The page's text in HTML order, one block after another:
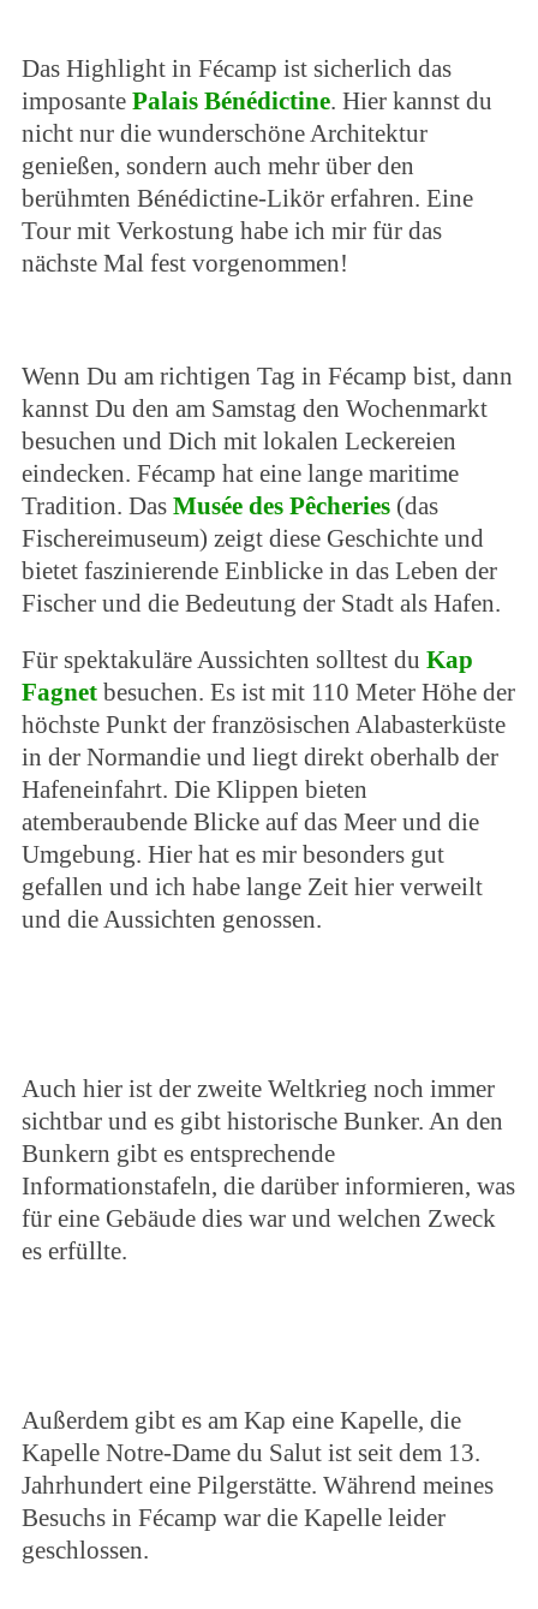
Das Highlight in Fécamp ist sicherlich das
imposante Palais Bénédictine. Hier kannst du
nicht nur die wunderschöne Architektur
genießen, sondern auch mehr über den
berühmten Bénédictine-Likör erfahren. Eine
Tour mit Verkostung habe ich mir für das
nächste Mal fest vorgenommen!
Wenn Du am richtigen Tag in Fécamp bist, dann
kannst Du den am Samstag den Wochenmarkt
besuchen und Dich mit lokalen Leckereien
eindecken. Fécamp hat eine lange maritime
Tradition. Das Musée des Pêcheries(das
Fischereimuseum) zeigt diese Geschichte und
bietet faszinierende Einblicke in das Leben der
Fischer und die Bedeutung der Stadt als Hafen.
Für spektakuläre Aussichten solltest du Kap
Fagnetbesuchen. Es ist mit 110 Meter Höhe der
höchste Punkt der französischen Alabasterküste
in der Normandie und liegt direkt oberhalb der
Hafeneinfahrt. Die Klippen bieten
atemberaubende Blicke auf das Meer und die
Umgebung. Hier hat es mir besonders gut
gefallen und ich habe lange Zeit hier verweilt
und die Aussichten genossen.
Auch hier ist der zweite Weltkrieg noch immer
sichtbar und es gibt historische Bunker. An den
Bunkern gibt es entsprechende
Informationstafeln, die darüber informieren, was
für eine Gebäude dies war und welchen Zweck
es erfüllte.
Außerdem gibt es am Kap eine Kapelle, die
Kapelle Notre-Dame du Salut ist seit dem 13.
Jahrhundert eine Pilgerstätte. Während meines
Besuchs in Fécamp war die Kapelle leider
geschlossen.